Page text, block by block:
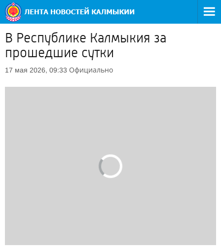
В Республике Калмыкия за
прошедшие сутки
17 мая 2026, 09:33 Официально